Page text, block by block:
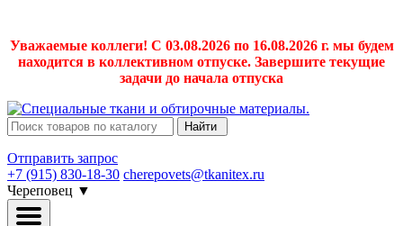
Уважаемые коллеги! С 03.08.2026 по 16.08.2026 г. мы будем
находится в коллективном отпуске. Завершите текущие
задачи до начала отпуска
Найти
Отправить запрос
+7 (915) 830-18-30 cherepovets@tkanitex.ru
Череповец ▼